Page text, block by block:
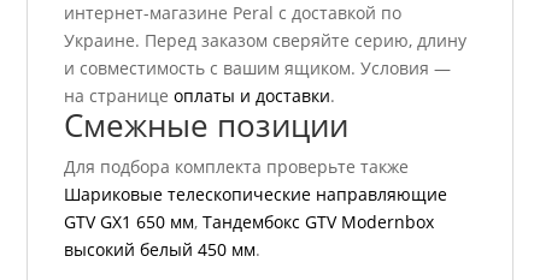
интернет-магазине Peral с доставкой по
Украине. Перед заказом сверяйте серию, длину
и совместимость с вашим ящиком. Условия —
на страницеоплаты и доставки.
Смежные позиции
Для подбора комплекта проверьте также
Шариковые телескопические направляющие
GTV GX1 650 мм,Тандембокс GTV Modernbox
высокий белый 450 мм.